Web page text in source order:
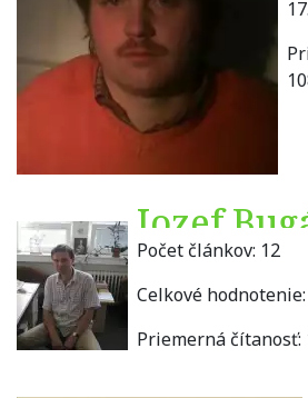
Jozef
Počet článkov: 12
Celkové hodnotenie:
Priemerná čítanosť: